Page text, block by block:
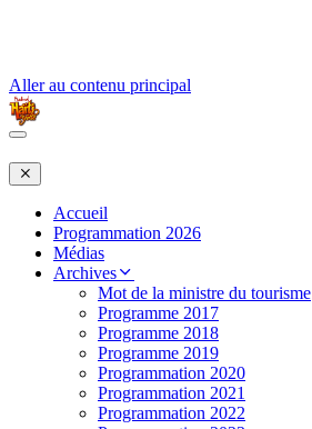
Aller au contenu principal
Accueil
Programmation 2026
Médias
Archives
Mot de la ministre du tourisme
Programme 2017
Programme 2018
Programme 2019
Programmation 2020
Programmation 2021
Programmation 2022